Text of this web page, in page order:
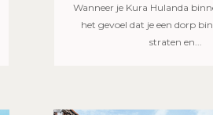
Wanneer je Kura Hulanda
het gevoel dat je een dorp
straten en...